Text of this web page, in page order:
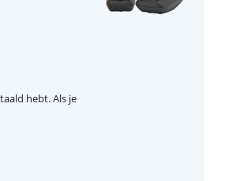
hebt. Als je